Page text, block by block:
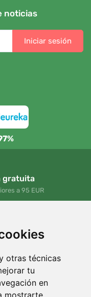
otras técnicas
tu
en
mostrarte
noticias
Iniciar sesión
gratuita
a 95 EUR
en cualquier momento
Leer más